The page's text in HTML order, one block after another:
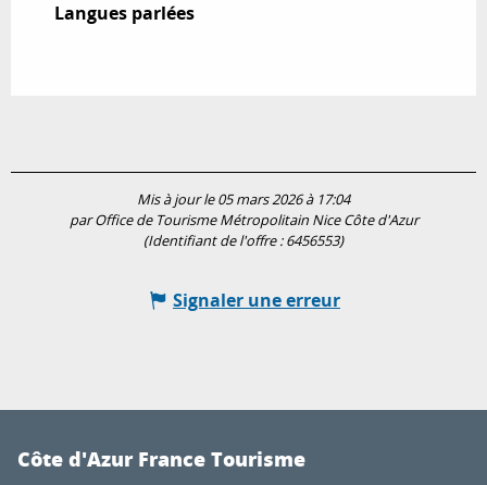
Langues parlées
Langues parlées
Mis à jour le 05 mars 2026 à 17:04
par Office de Tourisme Métropolitain Nice Côte d'Azur
(Identifiant de l'offre :6456553)
Signaler une erreur
Côte d'Azur France Tourisme